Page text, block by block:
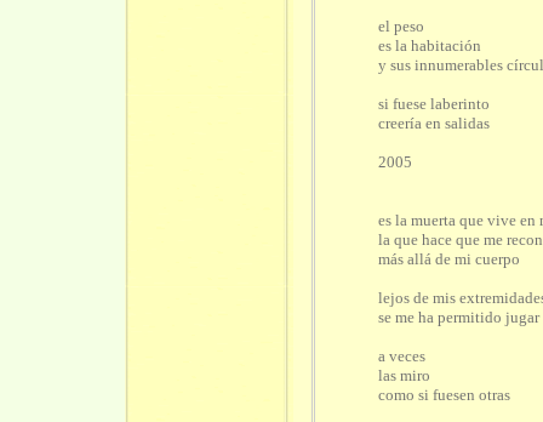
el peso
es la habitación
y sus innumerables
si fuese laberinto
creería en salidas
2005
es la muerta que vive en
la que hace que me
más allá de mi cuerpo
lejos de mis
se me ha permitido
a veces
las miro
como si fuesen otras